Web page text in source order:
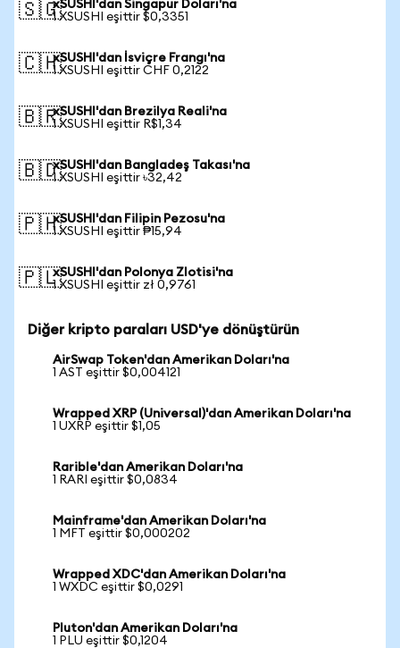
🇸🇬xSUSHI'dan Singapur Doları'na
1 XSUSHI eşittir $0,3351
🇨🇭xSUSHI'dan İsviçre Frangı'na
1 XSUSHI eşittir CHF 0,2122
🇧🇷xSUSHI'dan Brezilya Reali'na
1 XSUSHI eşittir R$1,34
🇧🇩xSUSHI'dan Bangladeş Takası'na
1 XSUSHI eşittir ৳32,42
🇵🇭xSUSHI'dan Filipin Pezosu'na
1 XSUSHI eşittir ₱15,94
🇵🇱xSUSHI'dan Polonya Zlotisi'na
1 XSUSHI eşittir zł 0,9761
Diğer kripto paraları USD'ye dönüştürün
AirSwap Token'dan Amerikan Doları'na
1 AST eşittir $0,004121
Wrapped XRP (Universal)'dan Amerikan Doları'na
1 UXRP eşittir $1,05
Rarible'dan Amerikan Doları'na
1 RARI eşittir $0,0834
Mainframe'dan Amerikan Doları'na
1 MFT eşittir $0,000202
Wrapped XDC'dan Amerikan Doları'na
1 WXDC eşittir $0,0291
Pluton'dan Amerikan Doları'na
1 PLU eşittir $0,1204